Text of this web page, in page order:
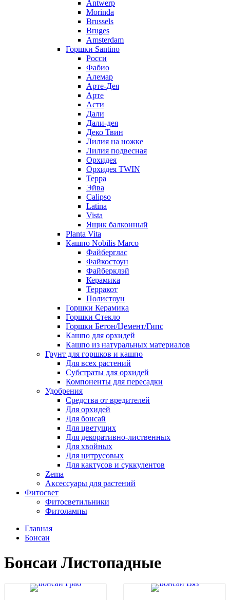
Antwerp
Morinda
Brussels
Bruges
Amsterdam
Горшки Santino
Росси
Фабио
Алемар
Арте-Дея
Арте
Асти
Дали
Дали-дея
Деко Твин
Лилия на ножке
Лилия подвесная
Орхидея
Орхидея TWIN
Терра
Эйва
Calipso
Latina
Vista
Ящик балконный
Planta Vita
Кашпо Nobilis Marco
Файберглас
Файкостоун
Файберклэй
Керамика
Терракот
Полистоун
Горшки Керамика
Горшки Стекло
Горшки Бетон/Цемент/Гипс
Кашпо для орхидей
Кашпо из натуральных материалов
Грунт для горшков и кашпо
Для всех растений
Субстраты для орхидей
Компоненты для пересадки
Удобрения
Средства от вредителей
Для орхидей
Для бонсай
Для цветущих
Для декоративно-лиственных
Для хвойных
Для цитрусовых
Для кактусов и суккулентов
Zema
Аксессуары для растений
Фитосвет
Фитосветильники
Фитолампы
Главная
Бонсаи
Бонсаи Листопадные